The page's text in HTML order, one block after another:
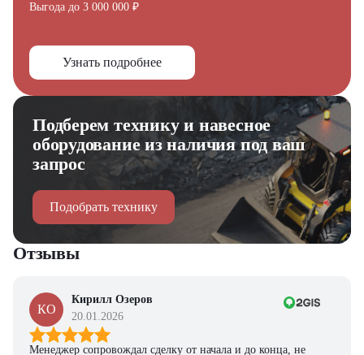
Выгода до 3 000 000 ₽
Узнать подробнее
Подберем технику и навесное
оборудование из наличия под ваш
запрос
Подобрать технику
Отзывы
КО
Кирилл Озеров
20.01.2026
Менеджер сопровождал сделку от начала и до конца, не
Получите выгодное
предложение на спецтехнику
из наличия!
Ответьте на несколько вопросов — мы предоставим
персональную подборку моделей и лучшие условия
покупки